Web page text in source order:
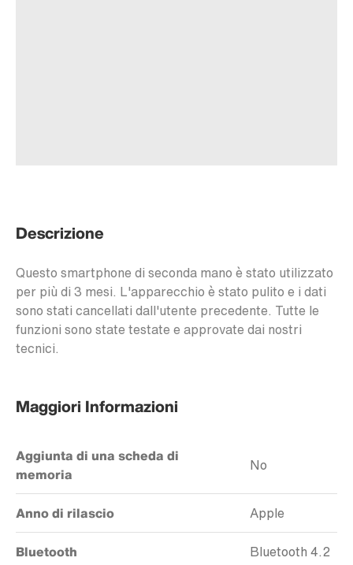
Descrizione
Questo smartphone di seconda mano è stato utilizzato
per più di 3 mesi. L'apparecchio è stato pulito e i dati
sono stati cancellati dall'utente precedente. Tutte le
funzioni sono state testate e approvate dai nostri
tecnici.
Maggiori Informazioni
Aggiunta di una scheda di
memoria
No
Anno di rilascio Apple
Bluetooth Bluetooth 4.2